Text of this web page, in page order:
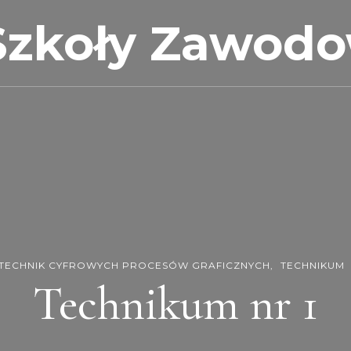
CYFROWYCH PROCESÓW GRAFICZNYCH TECHNIKUM
Technikum nr 1